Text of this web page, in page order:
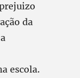
da
escola.